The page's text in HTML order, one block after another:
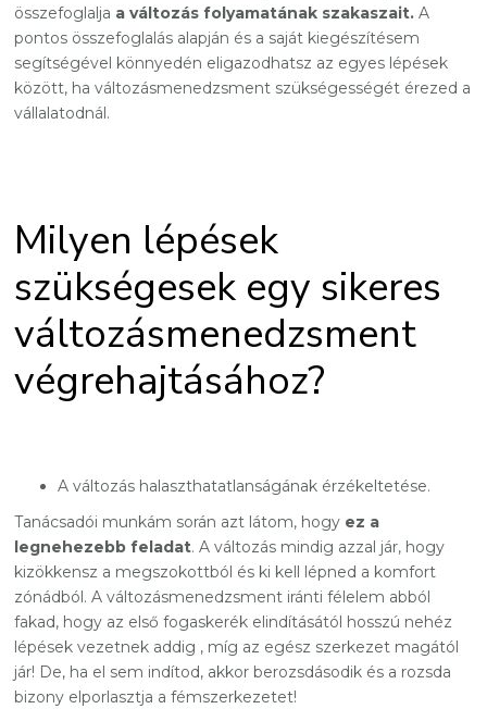
összefoglalja a változás folyamatának szakaszait. A
pontos összefoglalás alapján és a saját kiegészítésem
segítségével könnyedén eligazodhatsz az egyes lépések
között, ha változásmenedzsment szükségességét érezed a
vállalatodnál.
Milyen lépések
szükségesek egy sikeres
változásmenedzsment
végrehajtásához?
A változás halaszthatatlanságának érzékeltetése.
Tanácsadói munkám során azt látom, hogy ez a
legnehezebb feladat. A változás mindig azzal jár, hogy
kizökkensz a megszokottból és ki kell lépned a komfort
zónádból. A változásmenedzsment iránti félelem abból
fakad, hogy az első fogaskerék elindításától hosszú nehéz
lépések vezetnek addig , míg az egész szerkezet magától
jár! De, ha el sem indítod, akkor berozsdásodik és a rozsda
bizony elporlasztja a fémszerkezetet!